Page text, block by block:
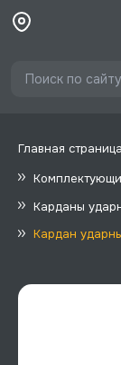
Главная страница
Карданы
Кардан